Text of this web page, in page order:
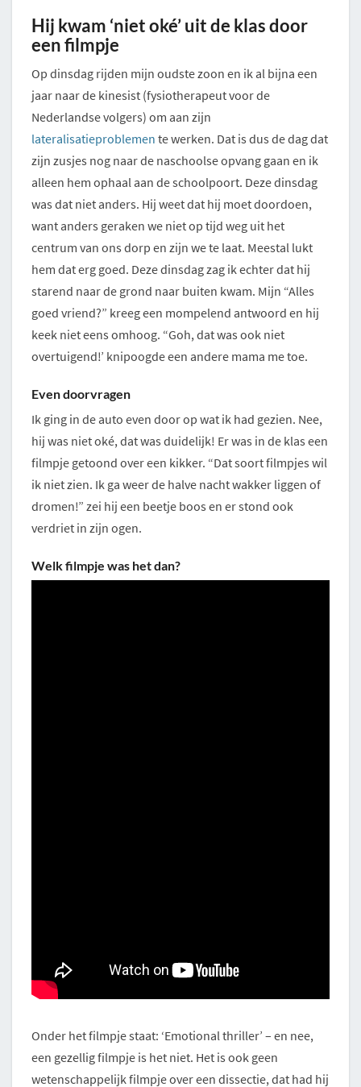
Hij kwam ‘niet oké’ uit de klas door
een filmpje
Op dinsdag rijden mijn oudste zoon en ik al bijna een
jaar naar de kinesist (fysiotherapeut voor de
Nederlandse volgers) om aan zijn
lateralisatieproblemen te werken. Dat is dus de dag dat
zijn zusjes nog naar de naschoolse opvang gaan en ik
alleen hem ophaal aan de schoolpoort. Deze dinsdag
was dat niet anders. Hij weet dat hij moet doordoen,
want anders geraken we niet op tijd weg uit het
centrum van ons dorp en zijn we te laat. Meestal lukt
hem dat erg goed. Deze dinsdag zag ik echter dat hij
starend naar de grond naar buiten kwam. Mijn “Alles
goed vriend?” kreeg een mompelend antwoord en hij
keek niet eens omhoog. “Goh, dat was ook niet
overtuigend!’ knipoogde een andere mama me toe.
Even doorvragen
Ik ging in de auto even door op wat ik had gezien. Nee,
hij was niet oké, dat was duidelijk! Er was in de klas een
filmpje getoond over een kikker. “Dat soort filmpjes wil
ik niet zien. Ik ga weer de halve nacht wakker liggen of
dromen!” zei hij een beetje boos en er stond ook
verdriet in zijn ogen.
Welk filmpje was het dan?
Onder het filmpje staat: ‘Emotional thriller’ – en nee,
een gezellig filmpje is het niet. Het is ook geen
wetenschappelijk filmpje over een dissectie, dat had hij